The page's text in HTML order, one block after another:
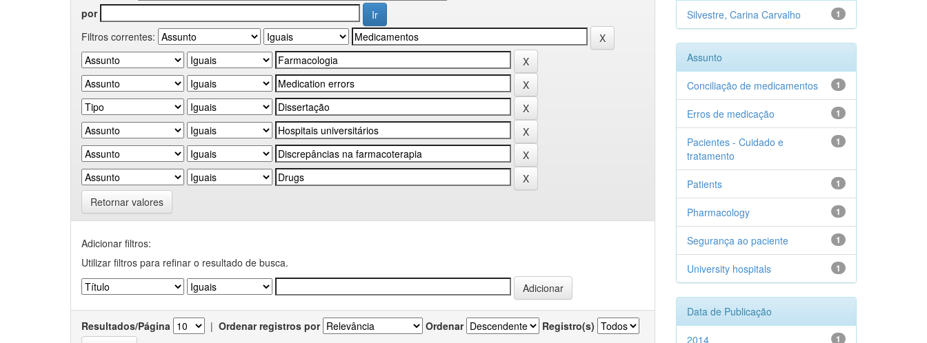
por
Filtros correntes:
Retornar valores
Adicionar filtros:
Utilizar filtros para refinar o resultado de busca.
Resultados/Página | Ordenar registros por Ordenar Registro(s)
1
Silvestre, Carina Carvalho
Assunto
1
Conciliação de medicamentos
1
Erros de medicação
1
Pacientes - Cuidado e
tratamento
1
Patients
1
Pharmacology
1
Segurança ao paciente
1
University hospitals
Data de Publicação
1
2014